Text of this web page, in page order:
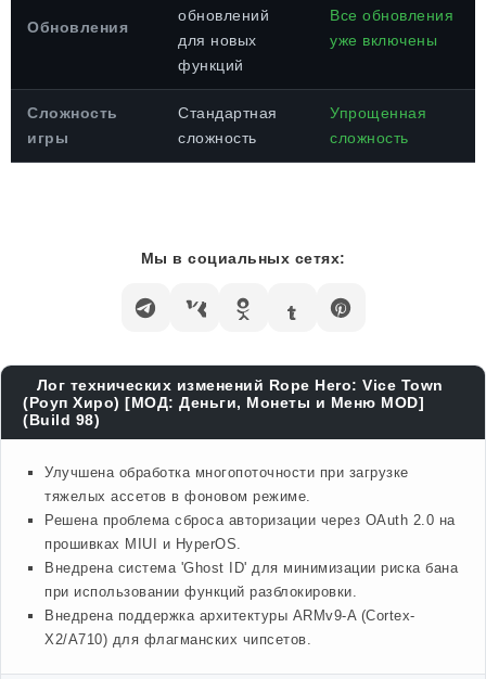
Обновления
обновлений
для новых
функций
Все обновления
уже включены
Сложность
игры
Стандартная
сложность
Упрощенная
сложность
Мы в социальных сетях:
Лог технических изменений Rope Hero: Vice Town
(Роуп Хиро) [МОД: Деньги, Монеты и Меню MOD]
(Build 98)
Улучшена обработка многопоточности при загрузке
тяжелых ассетов в фоновом режиме.
Решена проблема сброса авторизации через OAuth 2.0 на
прошивках MIUI и HyperOS.
Внедрена система 'Ghost ID' для минимизации риска бана
при использовании функций разблокировки.
Внедрена поддержка архитектуры ARMv9-A (Cortex-
X2/A710) для флагманских чипсетов.